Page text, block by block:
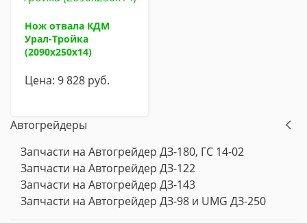
Автогрейдеры
Запчасти на Автогрейдер ДЗ-180, ГС 14-02
Запчасти на Автогрейдер ДЗ-122
Запчасти на Автогрейдер ДЗ-143
Запчасти на Автогрейдер ДЗ-98 и UMG ДЗ-250
Нож отвала КДМ
Урал-Тройка
(2090х250х14)
Цена: 9 828 руб.